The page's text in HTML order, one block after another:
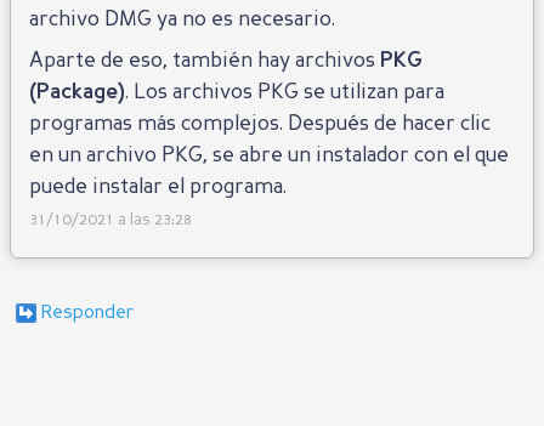
archivo DMG ya no es necesario.
Aparte de eso, también hay archivos PKG
(Package). Los archivos PKG se utilizan para
programas más complejos. Después de hacer clic
en un archivo PKG, se abre un instalador con el que
puede instalar el programa.
31/10/2021 a las 23:28